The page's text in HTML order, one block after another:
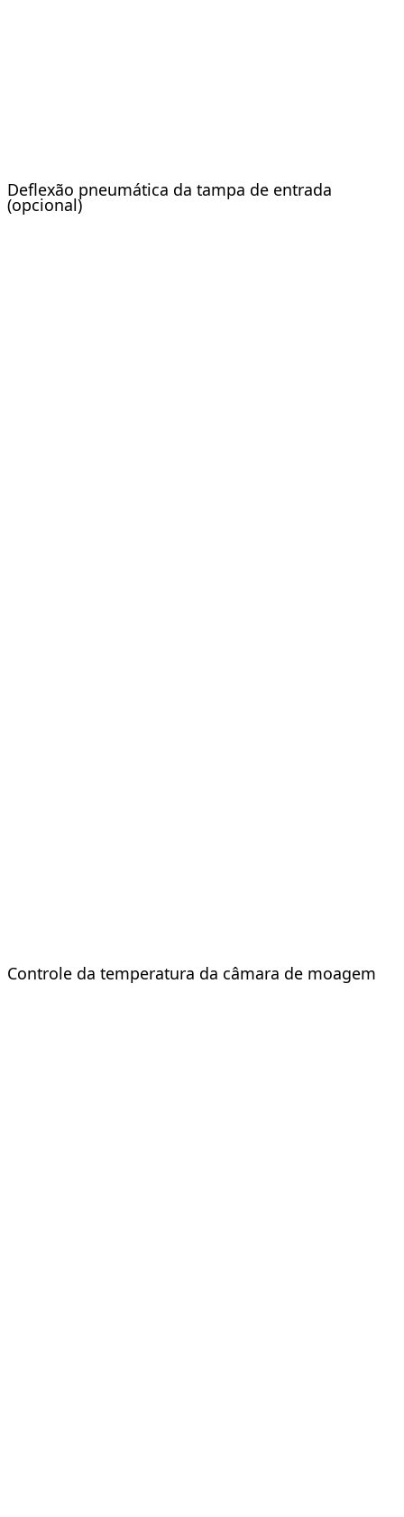
Deflexão pneumática da tampa de entrada
(opcional)
Controle da temperatura da câmara de moagem